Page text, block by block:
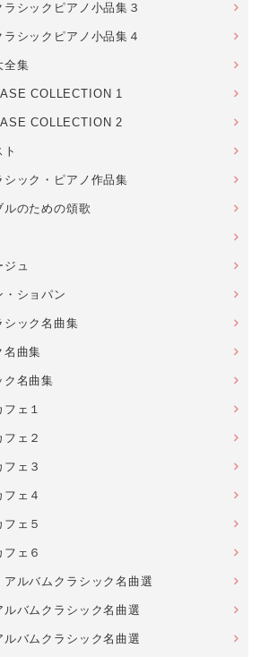
シックピアノ小品集３
シックピアノ小品集４
全集
COLLECTION 1
COLLECTION 2
シック・ピアノ作品集
のための頌歌
ジュ
・ショパン
シック名曲集
名曲集
ク名曲集
ェ１
ェ２
ェ３
ェ４
ェ５
ェ６
ルバムクラシック名曲選
バムクラシック名曲選
バムクラシック名曲選